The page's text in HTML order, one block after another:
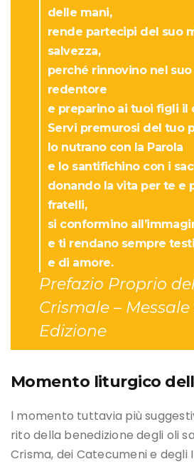
delle mani,
rende partecipi del suo
salvezza,
perché rinnovino nel
redentore
e preparino ai tuoi figli il
Servi premurosi del tuo
lo nutrano con la Parola
e lo santifichino con i
donando la vita per te e
fratelli,
si conformino
e ti rendano sempre
e di amore.
Prefazio Proprio
Crismale –
Edizione
Momento liturgico
l momento tuttavia più
rito della benedizione degli oli
Crisma, dei Catecumeni e